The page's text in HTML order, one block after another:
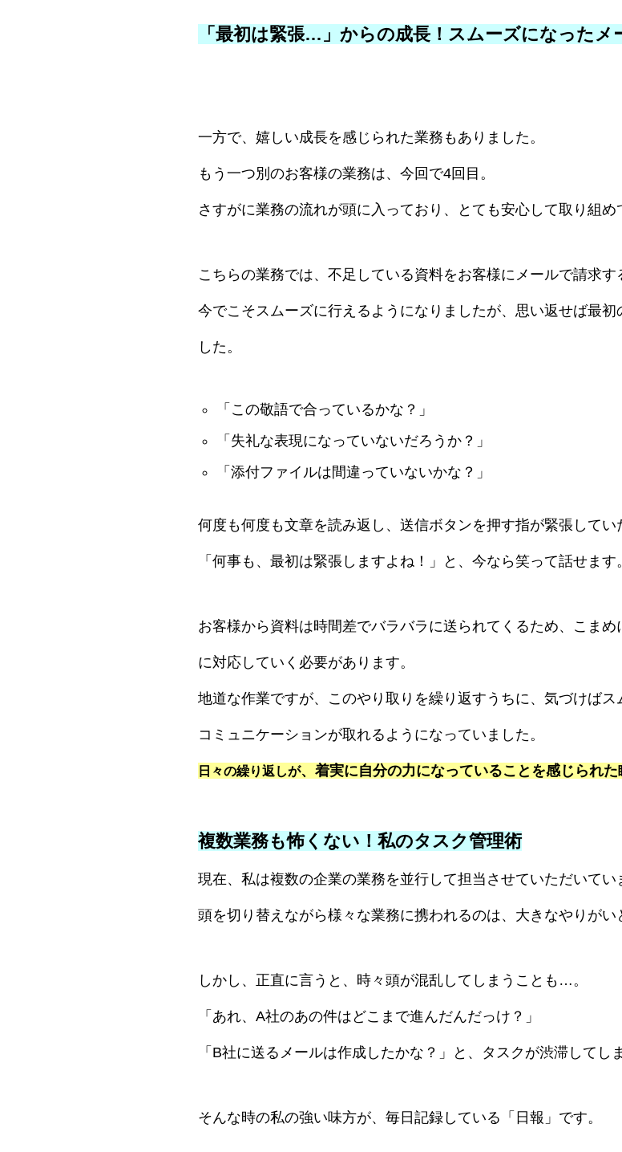
「最初は緊張…」からの成長！スムーズになったメ
一方で、嬉しい成長を感じられた業務もありました。
もう一つ別のお客様の業務は、今回で4回目。
さすがに業務の流れが頭に入っており、とても安心して取り組め
こちらの業務では、不足している資料をお客様にメールで請求す
今でこそスムーズに行えるようになりましたが、思い返せば最
した。
「この敬語で合っているかな？」
「失礼な表現になっていないだろうか？」
「添付ファイルは間違っていないかな？」
何度も何度も文章を読み返し、送信ボタンを押す指が緊張してい
「何事も、最初は緊張しますよね！」と、今なら笑って話せます。
お客様から資料は時間差でバラバラに送られてくるため、こま
に対応していく必要があります。
地道な作業ですが、このやり取りを繰り返すうちに、気づけば
コミュニケーションが取れるようになっていました。
日々の繰り返しが、着実に自分の力になっていることを感じられた
複数業務も怖くない！私のタスク管理術
現在、私は複数の企業の業務を並行して担当させていただいてい
頭を切り替えながら様々な業務に携われるのは、大きなやりがい
しかし、正直に言うと、時々頭が混乱してしまうことも…。
「あれ、A社のあの件はどこまで進んだんだっけ？」
「B社に送るメールは作成したかな？」と、タスクが渋滞してし
そんな時の私の強い味方が、毎日記録している「日報」です。
企業成長コンサルのプログラム内容
人財経営支援コンサルタントBLOG